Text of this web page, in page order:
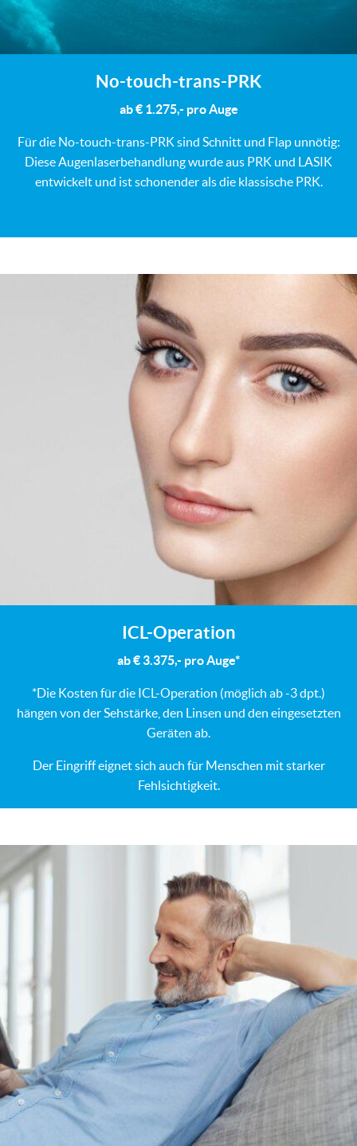
No-touch-trans-PRK
ab € 1.275,- pro Auge
Für die No-touch-trans-PRK sind Schnitt und Flap unnötig:
Diese Augenlaserbehandlung wurde aus PRK und LASIK
entwickelt und ist schonender als die klassische PRK.
ICL-Operation
ab € 3.375,- pro Auge*
*Die Kosten für die ICL-Operation (möglich ab -3 dpt.)
hängen von der Sehstärke, den Linsen und den eingesetzten
Geräten ab.
Der Eingriff eignet sich auch für Menschen mit starker
Fehlsichtigkeit.